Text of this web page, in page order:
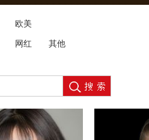
欧美
网红 其他